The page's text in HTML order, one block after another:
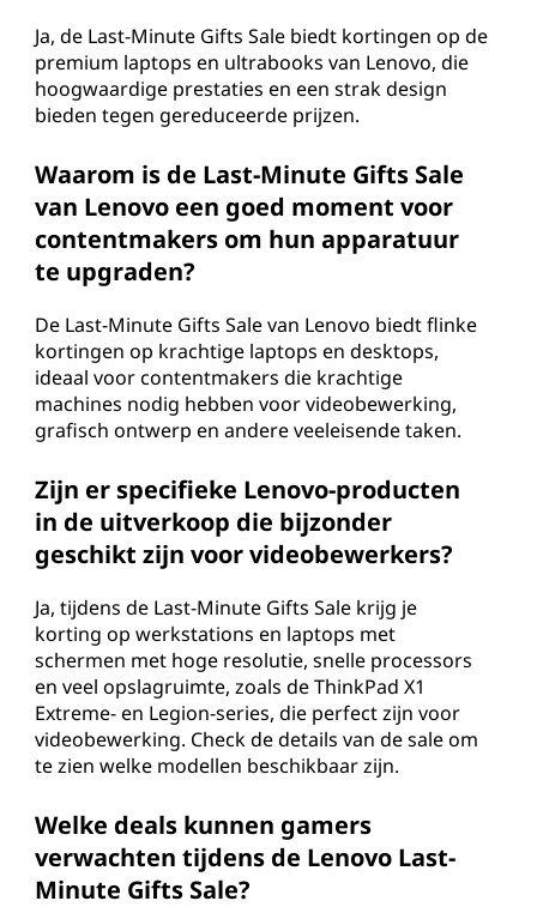
Ja, de Last-Minute Gifts Sale biedt kortingen op de
premium laptops en ultrabooks van Lenovo, die
hoogwaardige prestaties en een strak design
bieden tegen gereduceerde prijzen.
Waarom is de Last-Minute Gifts Sale
van Lenovo een goed moment voor
contentmakers om hun apparatuur
te upgraden?
De Last-Minute Gifts Sale van Lenovo biedt flinke
kortingen op krachtige laptops en desktops,
ideaal voor contentmakers die krachtige
machines nodig hebben voor videobewerking,
grafisch ontwerp en andere veeleisende taken.
Zijn er specifieke Lenovo-producten
in de uitverkoop die bijzonder
geschikt zijn voor videobewerkers?
Ja, tijdens de Last-Minute Gifts Sale krijg je
korting op werkstations en laptops met
schermen met hoge resolutie, snelle processors
en veel opslagruimte, zoals de ThinkPad X1
Extreme- en Legion-series, die perfect zijn voor
videobewerking. Check de details van de sale om
te zien welke modellen beschikbaar zijn.
Welke deals kunnen gamers
verwachten tijdens de Lenovo Last-
Minute Gifts Sale?